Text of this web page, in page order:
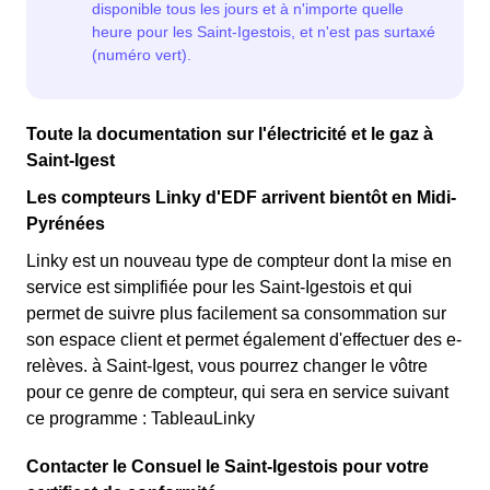
Toute la documentation sur l'électricité et le gaz à
Saint-Igest
Les compteurs Linky d'EDF arrivent bientôt en Midi-
Pyrénées
Linky est un nouveau type de compteur dont la mise en
service est simplifiée pour les Saint-Igestois et qui
permet de suivre plus facilement sa consommation sur
son espace client et permet également d'effectuer des e-
relèves. à Saint-Igest, vous pourrez changer le vôtre
pour ce genre de compteur, qui sera en service suivant
ce programme : TableauLinky
Contacter le Consuel le Saint-Igestois pour votre